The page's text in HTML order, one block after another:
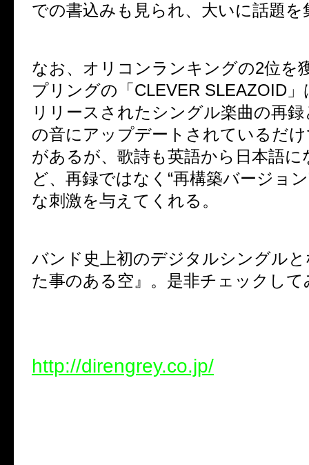
での書込みも見られ、大いに話題を
なお、オリコンランキングの2位を
プリングの「 CLEVER SLEAZOID
リリースされたシングル楽曲の再
の音にアップデートされているだ
があるが、歌詩も英語から日本語
ど、再録ではなく“再構築バージョ
な刺激を与えてくれる。
バンド史上初のデジタルシングル
た事のある空』。是非チェックし
http://direngrey.co.jp/